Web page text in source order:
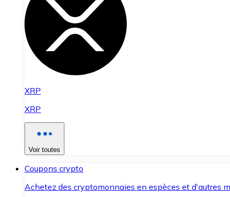
XRP
XRP
Voir toutes
Coupons crypto
Achetez des cryptomonnaies en espèces et d'autres